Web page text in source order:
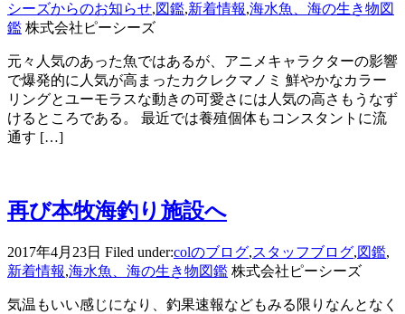
シーズからのお知らせ,図鑑,新着情報,海水魚、海の生き物図
鑑 株式会社ピーシーズ
元々人気のあった魚ではあるが、アニメキャラクターの影響
で爆発的に人気が高まったカクレクマノミ 鮮やかなカラー
リングとユーモラスな動きの可愛さには人気の高さもうなず
けるところである。 最近では養殖個体もコンスタントに流
通す […]
再び本牧海釣り施設へ
2017年4月23日 Filed under:colのブログ,スタッフブログ,図鑑,
新着情報,海水魚、海の生き物図鑑 株式会社ピーシーズ
気温もいい感じになり、釣果速報などもみる限りなんとなく